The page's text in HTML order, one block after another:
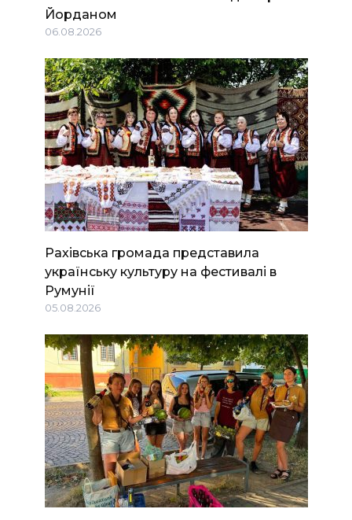
Йорданом
06.08.2026
Рахівська громада представила
українську культуру на фестивалі в
Румунії
05.08.2026